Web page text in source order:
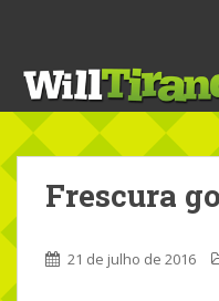
t
m
n
o
Frescura
21 de julho de 2016